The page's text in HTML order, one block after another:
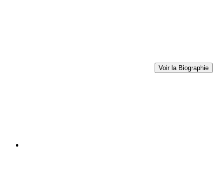
Voir la Biographie